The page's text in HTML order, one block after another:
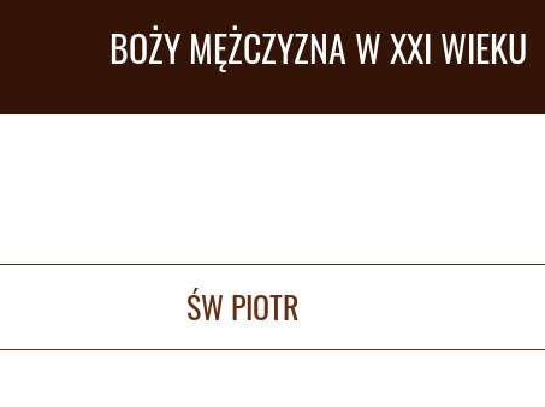
BOŻY MĘŻCZYZNA W XXI WIEKU
ŚW PIOTR